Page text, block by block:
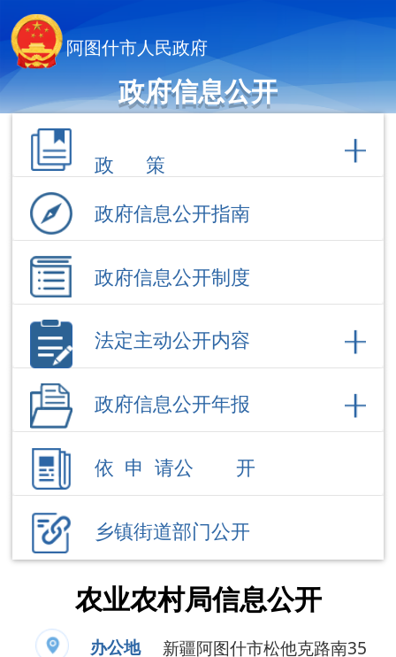
阿图什市人民政府
政府信息公开
政府信息公开指南
政府信息公开制度
法定主动公开内容
政府信息公开年报
依 申 请公 开
农业农村局信息公开
办公地
址
新疆阿图什市松他克路南35
号院二楼
办公时
间
夏季：10:00-14:00，16:00-
20:00；冬季：10:00-14:00，
16:00-19:30（节假日除外）